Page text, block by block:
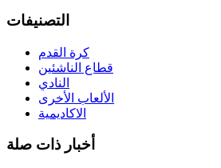
التصنيفات
كرة القدم
قطاع الناشئين
النادي
الألعاب الأخرى
الاكاديمية
أخبار ذات صلة